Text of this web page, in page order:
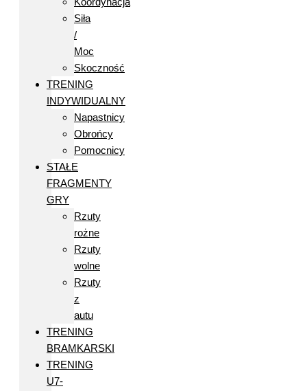
Siła
/
Moc
Skoczność
TRENING
INDYWIDUALNY
Napastnicy
Obrońcy
Pomocnicy
STAŁE
FRAGMENTY
GRY
Rzuty
rożne
Rzuty
wolne
Rzuty
z
autu
TRENING
BRAMKARSKI
TRENING
U7-